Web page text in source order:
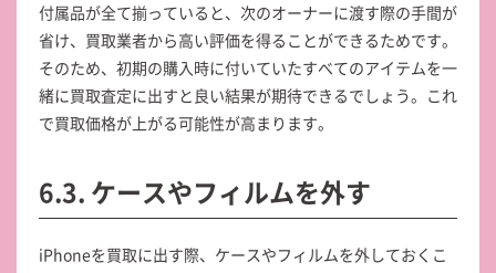
付属品が全て揃っていると、次のオーナーに渡す際の手間が
省け、買取業者から高い評価を得ることができるためです。
そのため、初期の購入時に付いていたすべてのアイテムを一
緒に買取査定に出すと良い結果が期待できるでしょう。これ
で買取価格が上がる可能性が高まります。
6.3. ケースやフィルムを外す
iPhoneを買取に出す際、ケースやフィルムを外しておくこ